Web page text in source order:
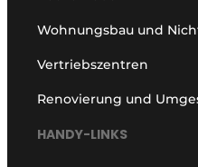
Wohnungsbau und
Vertriebszentren
Renovierung und
HANDY-LINKS